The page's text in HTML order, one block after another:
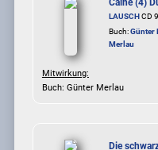
Caine (4)
LAUSCHCD
Buch:Günter
Merlau
Mitwirkung:
Buch: Günter Merlau
Die